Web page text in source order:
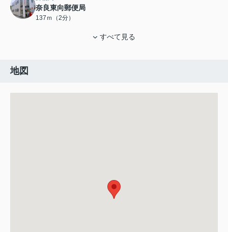
奈良東向郵便局
137ｍ（2分）
すべて見る
地図